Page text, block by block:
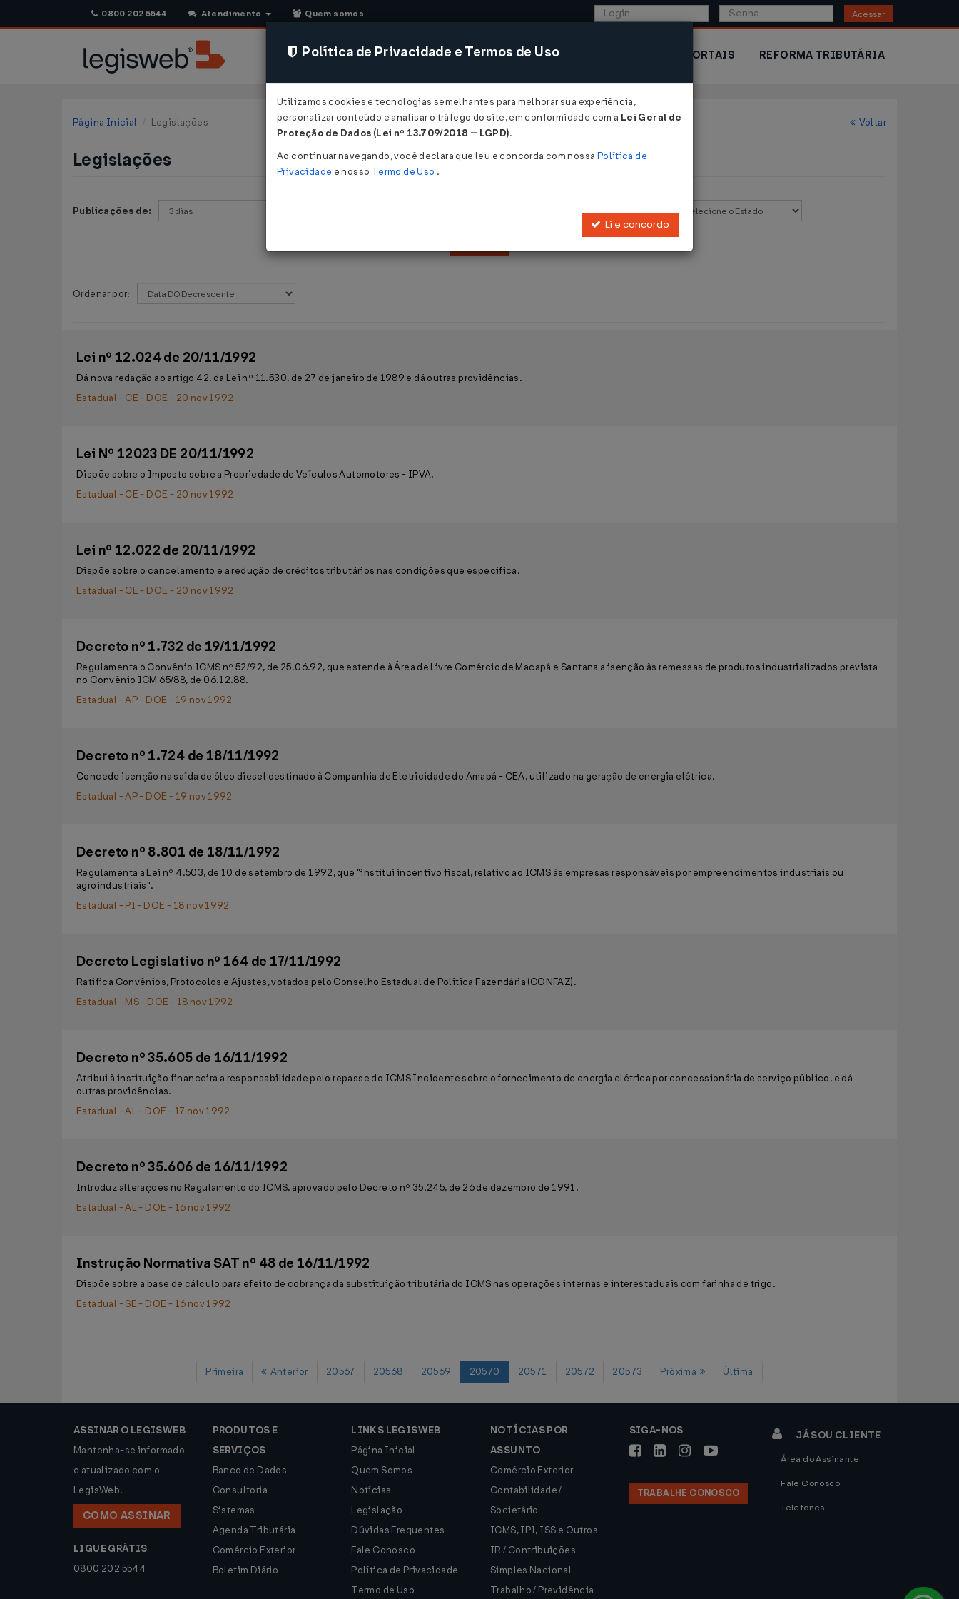
0800 202 5544 Atendimento Quem somos Acessar
CONSULTORIA SISTEMAS COMÉRCIO EXTERIOR PORTAIS REFORMA TRIBUTÁRIA
Página Inicial Legislações Voltar
Legislações
Publicações de: Estado:
Ordenar por:
Lei nº 12.024 de 20/11/1992
Dá nova redação ao artigo 42, da Lei nº 11.530, de 27 de janeiro de 1989 e dá outras providências.
Estadual - CE - DOE - 20 nov 1992
Lei Nº 12023 DE 20/11/1992
Dispõe sobre o Imposto sobre a Propriedade de Veículos Automotores - IPVA.
Estadual - CE - DOE - 20 nov 1992
Lei nº 12.022 de 20/11/1992
Dispõe sobre o cancelamento e a redução de créditos tributários nas condições que especifica.
Estadual - CE - DOE - 20 nov 1992
Decreto nº 1.732 de 19/11/1992
Regulamenta o Convênio ICMS nº 52/92, de 25.06.92, que estende à Área de Livre Comércio de Macapá e Santana a isenção às remessas de produtos industrializados prevista
no Convênio ICM 65/88, de 06.12.88.
Estadual - AP - DOE - 19 nov 1992
Decreto nº 1.724 de 18/11/1992
Concede isenção na saída de óleo diesel destinado à Companhia de Eletricidade do Amapá - CEA, utilizado na geração de energia elétrica.
Estadual - AP - DOE - 19 nov 1992
Decreto nº 8.801 de 18/11/1992
Regulamenta a Lei nº 4.503, de 10 de setembro de 1992, que "institui incentivo fiscal, relativo ao ICMS às empresas responsáveis por empreendimentos industriais ou
agroindustriais".
Estadual - PI - DOE - 18 nov 1992
Decreto Legislativo nº 164 de 17/11/1992
Ratifica Convênios, Protocolos e Ajustes, votados pelo Conselho Estadual de Política Fazendária (CONFAZ).
Estadual - MS - DOE - 18 nov 1992
Decreto nº 35.605 de 16/11/1992
Atribui à instituição financeira a responsabilidade pelo repasse do ICMS Incidente sobre o fornecimento de energia elétrica por concessionária de serviço público, e dá
outras providências.
Estadual - AL - DOE - 17 nov 1992
Decreto nº 35.606 de 16/11/1992
Introduz alterações no Regulamento do ICMS, aprovado pelo Decreto nº 35.245, de 26 de dezembro de 1991.
Estadual - AL - DOE - 16 nov 1992
Instrução Normativa SAT nº 48 de 16/11/1992
Dispõe sobre a base de cálculo para efeito de cobrança da substituição tributária do ICMS nas operações internas e interestaduais com farinha de trigo.
Estadual - SE - DOE - 16 nov 1992
Primeira Anterior 20567 20568 20569 20570 20571 20572 20573 Próxima Última
ASSINAR O LEGISWEB
Mantenha-se informado
e atualizado com o
LegisWeb.
COMO ASSINAR
LIGUE GRÁTIS
0800 202 5544
PRODUTOS E
SERVIÇOS
Banco de Dados
Consultoria
Sistemas
Agenda Tributária
Comércio Exterior
Boletim Diário
LINKS LEGISWEB
Página Inicial
Quem Somos
Notícias
Legislação
Dúvidas Frequentes
Fale Conosco
Política de Privacidade
Termo de Uso
NOTÍCIAS POR
ASSUNTO
Comércio Exterior
Contabilidade /
Societário
ICMS, IPI, ISS e Outros
IR / Contribuições
Simples Nacional
Trabalho / Previdência
SIGA-NOS
TRABALHE CONOSCO
JÁ SOU CLIENTE
Área do Assinante
Fale Conosco
Telefones
Política de Privacidade e Termos de Uso
Utilizamos cookies e tecnologias semelhantes para melhorar sua experiência,
personalizar conteúdo e analisar o tráfego do site, em conformidade com a Lei Geral de
Proteção de Dados (Lei nº 13.709/2018 – LGPD).
Ao continuar navegando, você declara que leu e concorda com nossa Política de
Privacidade e nosso Termo de Uso .
Li e concordo